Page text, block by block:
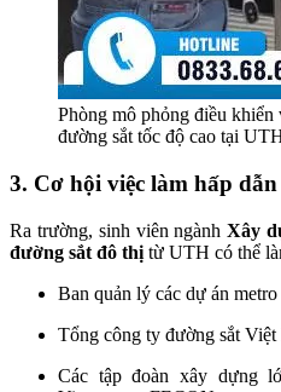
Phòng mô phỏng điều khiển
đường sắt tốc độ cao tại
3. Cơ hội việc làm hấp dẫn
Ra trường, sinh viên ngànhXây
đường sắt đô thị từ UTH có thể
Ban quản lý các dự án
Tổng công ty đường sắt Việt
Các tập đoàn xây dựng